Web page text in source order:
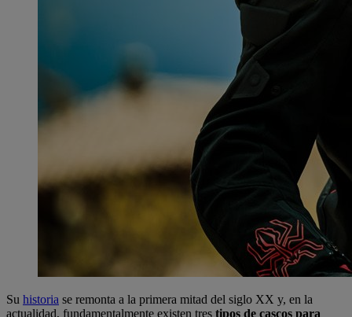
Su historia se remonta a la primera mitad del siglo XX y, en la
actualidad, fundamentalmente existen tres tipos de cascos para